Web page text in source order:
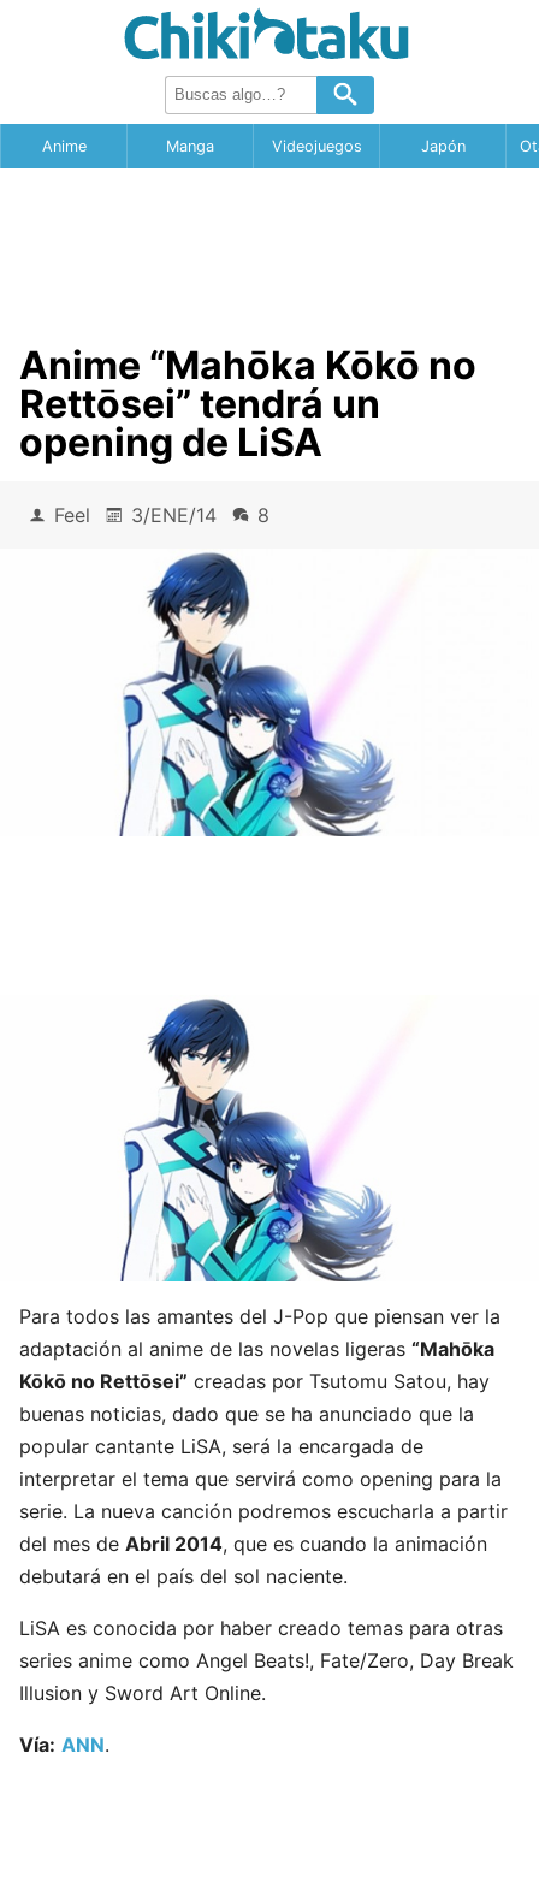
Anime Manga Videojuegos Japón
Anime “Mahōka Kōkō no
Rettōsei” tendrá un
opening de LiSA
Feel 3/ENE/14 8
Para todos las amantes del J-Pop que piensan ver la
adaptación al anime de las novelas ligeras “Mahōka
Kōkō no Rettōsei” creadas por Tsutomu Satou, hay
buenas noticias, dado que se ha anunciado que la
popular cantante LiSA, será la encargada de
interpretar el tema que servirá como opening para la
serie. La nueva canción podremos escucharla a partir
del mes de Abril 2014, que es cuando la animación
debutará en el país del sol naciente.
LiSA es conocida por haber creado temas para otras
series anime como Angel Beats!, Fate/Zero, Day Break
Illusion y Sword Art Online.
Vía: ANN.